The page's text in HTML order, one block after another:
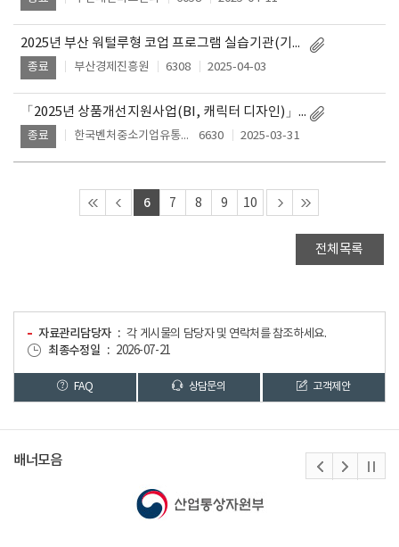
2025년 부산 워털루형 코업 프로그램 실습기관(기업) 모집 공고
종료 부산경제진흥원 6308 2025-04-03
「2025년 상품개선지원사업(BI, 캐릭터 디자인)」 소상공인 모집공고
종료 한국벤처중소기업유통원, 아이엠커뮤니케이션 6630 2025-03-31
6 7 8 9 10
전체목록
자료관리담당자
각 게시물의 담당자 및 연락처를 참조하세요.
최종수정일
2026-07-21
FAQ 상담문의 고객제안
배너모음